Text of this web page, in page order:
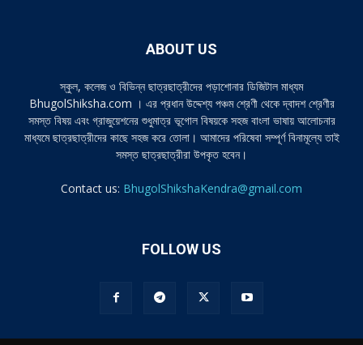
ABOUT US
স্কুল, কলেজ ও বিভিন্ন ছাত্রছাত্রীদের পড়াশোনার ডিজিটাল মাধ্যম
BhugolShiksha.com । এর প্রধান উদ্দেশ্য পঞ্চম শ্রেণী থেকে দ্বাদশ শ্রেণীর
সমস্ত বিষয় এবং গ্রাজুয়েশনের শুধুমাত্র ভূগোল বিষয়কে সহজ বাংলা ভাষায় আলোচনার
মাধ্যমে ছাত্রছাত্রীদের কাছে সহজ করে তোলা। আমাদের পরিষেবা সম্পূর্ণ বিনামূল্যে তাই
সমস্ত ছাত্রছাত্রীরা উপকৃত হবেন।
Contact us: BhugolShikshaKendra@gmail.com
FOLLOW US